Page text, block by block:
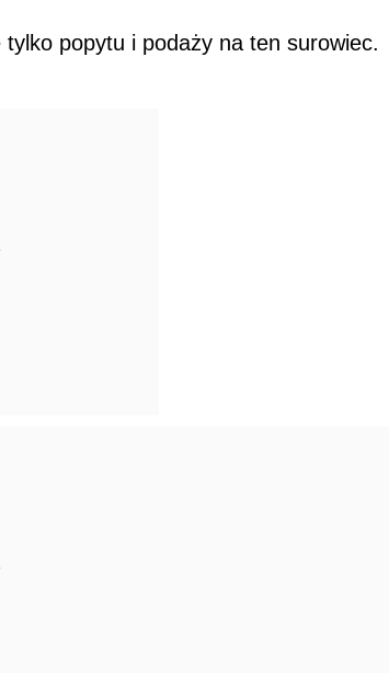
popytu i podaży na ten surowiec.